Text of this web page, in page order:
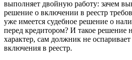
выполняет двойную работу: зачем
решение о включении в реестр
уже имеется судебное решение о
перед кредитором? И такое решение
характер, сам должник не
включения в реестр.